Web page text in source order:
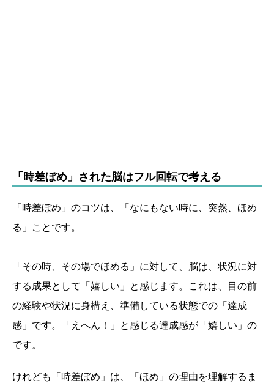
「時差ぼめ」された脳はフル回転で考える
「時差ぼめ」のコツは、「なにもない時に、突然、ほめ
る」ことです。
「その時、その場でほめる」に対して、脳は、状況に対
する成果として「嬉しい」と感じます。これは、目の前
の経験や状況に身構え、準備している状態での「達成
感」です。「えへん！」と感じる達成感が「嬉しい」の
です。
けれども「時差ぼめ」は、「ほめ」の理由を理解するま